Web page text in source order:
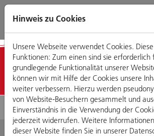
Direkt
zum
Zum
Hauptmenü
Zum
Footermenü
Zur
Website-
Hinweis zu Cookies
Unsere Webseite verwendet Cookies.
Funktionen: Zum einen sind sie erforderlich
grundlegende Funktionalität unserer
können wir mit Hilfe der Cookies unsere
weiter verbessern. Hierzu werden
von Website-Besuchern gesammelt und
Einverständnis in die Verwendung der
jederzeit widerrufen. Weitere
dieser Website finden Sie in unserer